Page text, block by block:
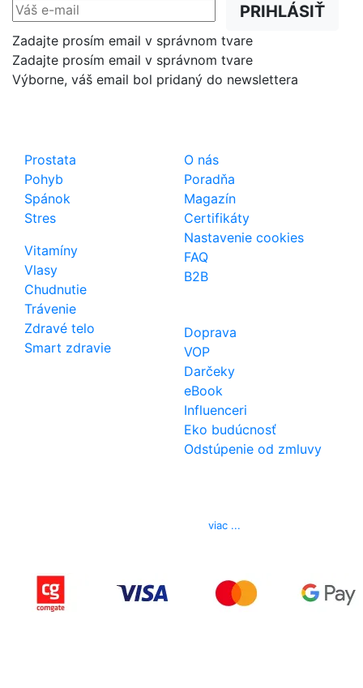
PRIHLÁSIŤ
Zadajte prosím email v správnom tvare
Zadajte prosím email v správnom tvare
Výborne, váš email bol pridaný do newslettera
Prostata
Pohyb
Spánok
Stres
Vitamíny
Vlasy
Chudnutie
Trávenie
Zdravé telo
Smart zdravie
O nás
Poradňa
Magazín
Certifikáty
Nastavenie cookies
FAQ
B2B
Doprava
VOP
Darčeky
eBook
Influenceri
Eko budúcnosť
Odstúpenie od zmluvy
viac ...